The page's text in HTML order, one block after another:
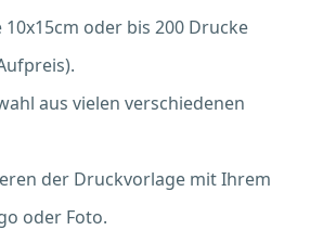
10x15cm oder bis 200 Drucke
aus vielen verschiedenen
der Druckvorlage mit Ihrem
oder Foto.